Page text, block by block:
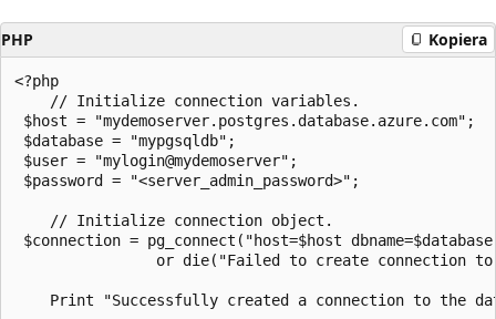
PHP Kopiera
<?php
// Initialize connection variables.
$host = "mydemoserver.postgres.database.azure.com";
$database = "mypgsqldb";
$user = "mylogin@mydemoserver";
$password = "<server_admin_password>";
// Initialize connection object.
$connection = pg_connect("host=$host
or die("Failed to create connection to
Print "Successfully created a connection to the